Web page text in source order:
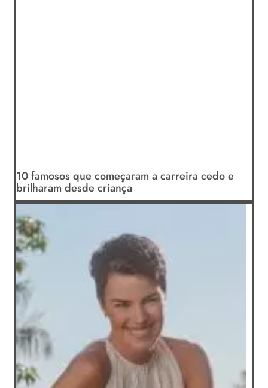
10 famosos que começaram a carreira cedo e
brilharam desde criança